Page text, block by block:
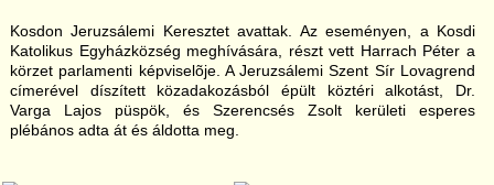
Kosdon Jeruzsálemi Keresztet avattak. Az eseményen, a Kosdi
Katolikus Egyházközség meghívására, részt vett Harrach Péter a
körzet parlamenti képviselõje. A Jeruzsálemi Szent Sír Lovagrend
címerével díszített közadakozásból épült köztéri alkotást, Dr.
Varga Lajos püspök, és Szerencsés Zsolt kerületi esperes
plébános adta át és áldotta meg.